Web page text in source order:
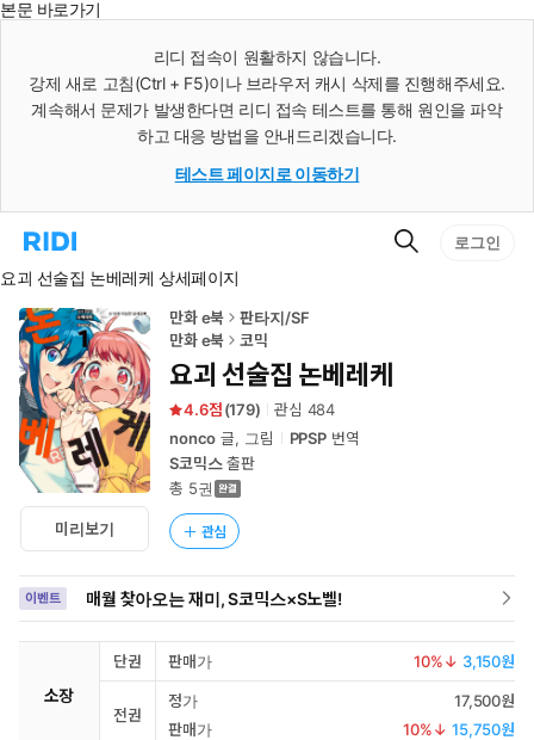
본문 바로가기
리디 접속이 원활하지 않습니다.
강제 새로 고침(Ctrl + F5)이나 브라우저 캐시 삭제를 진행해주세요.
계속해서 문제가 발생한다면 리디 접속 테스트를 통해 원인을 파악
하고 대응 방법을 안내드리겠습니다.
테스트 페이지로 이동하기
리
홈
로
이
동
검
로그인
요괴 선술집 논베레케 상세페이지
미리보기
만화 e북
판타지/SF
만화 e북
코믹
요괴 선술집 논베레케
4.6 (179) 관심 484
nonco 글, 그림 PPSP 번역
S코믹스출판
총 5권
관심
이벤트 매월 찾아오는 재미, S코믹스×S노벨!
소장
단권 판매가 10%↓ 3,150원
전권
정가
17,500원
판매가
10%↓ 15,750원